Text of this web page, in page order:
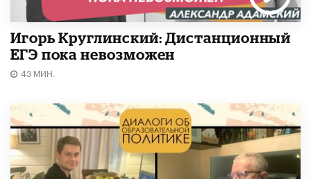
Игорь Круглинский: Дистанционный
ЕГЭ пока невозможен
43 МИН.